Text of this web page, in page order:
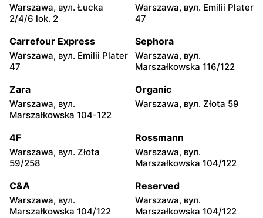
Carrefour
4/20
Carrefour
Juliusza Słowackiego 123
Carrefour
Sobieskiego 9
Carrefour
вул. Adama Mickiewicza 30
Carrefour Carrefour
20
Carrefour
Witosa 6
Carrefour
28
Carrefour Carrefour
Warszawa, вул. Łucka
2/4/6 lok. 2
Warszawa, вул. Emilii Plater
47
Carrefour Express
Warszawa, вул. Emilii Plater
47
Sephora
Warszawa, вул.
Marszałkowska 116/122
Zara
Warszawa, вул.
Marszałkowska 104-122
Organic
Warszawa, вул. Złota 59
4F
Warszawa, вул. Złota
59/258
Rossmann
Warszawa, вул.
Marszałkowska 104/122
C&A
Warszawa, вул.
Marszałkowska 104/122
Reserved
Warszawa, вул.
Marszałkowska 104/122